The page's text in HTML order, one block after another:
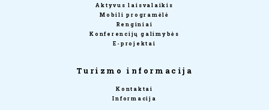
Aktyvus laisvalaikis
Mobili programėlė
Renginiai
Konferencijų galimybės
E-projektai
Turizmo informacija
Kontaktai
Informacija